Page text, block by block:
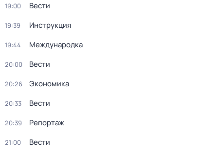
19:00 Вести
19:39 Инструкция
19:44 Международка
20:00 Вести
20:26 Экономика
20:33 Вести
20:39 Репортаж
21:00 Вести